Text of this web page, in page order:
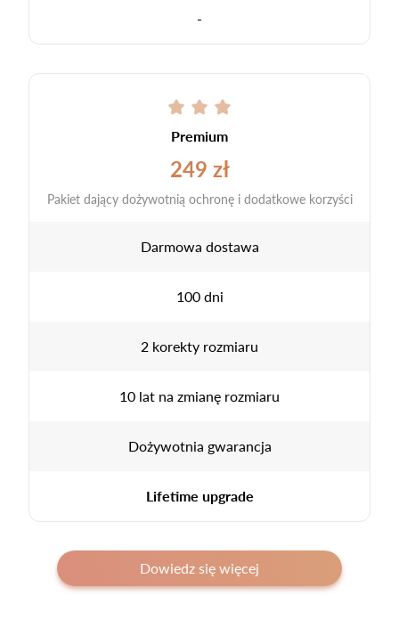
-
Premium
249 zł
Pakiet dający dożywotnią ochronę i dodatkowe korzyści
Darmowa dostawa
100 dni
2 korekty rozmiaru
10 lat na zmianę rozmiaru
Dożywotnia gwarancja
Lifetime upgrade
Dowiedz się więcej